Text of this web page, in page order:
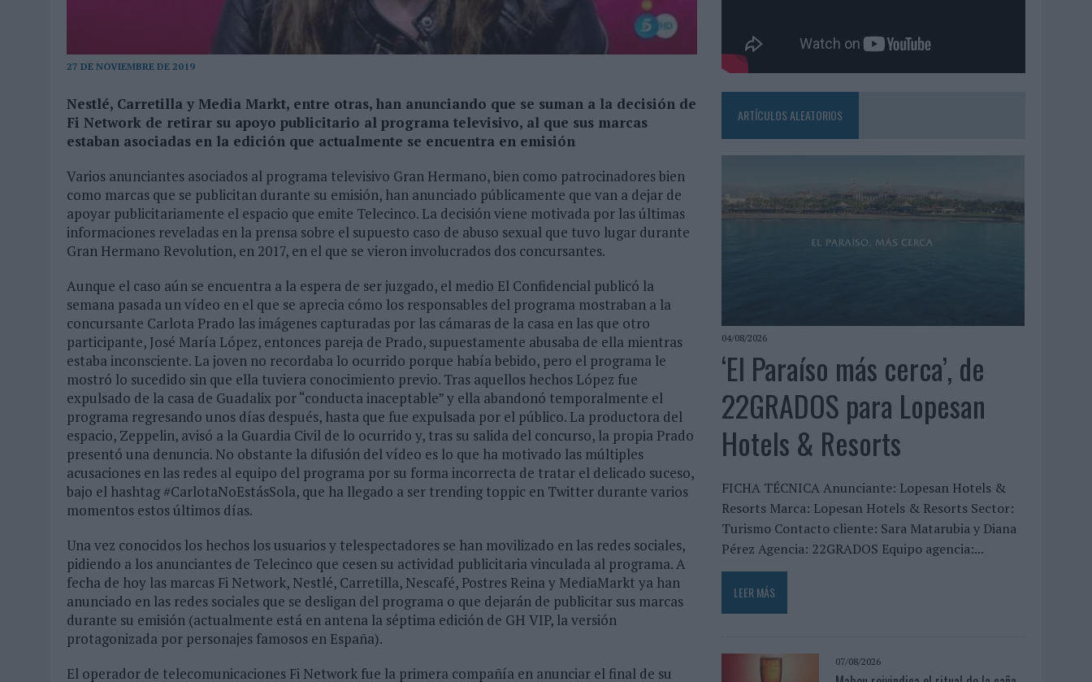
‘ALEXIA PUTELLAS X GALAXY Z FOLD8 – SIN LÍMITES’, DE CHEIL SPAIN PARA SAMSUNG ELECTRONICS IBERIA
27 DE NOVIEMBRE DE 2019
Nestlé, Carretilla y Media Markt, entre otras, han anunciando que se suman a la decisión de
Fi Network de retirar su apoyo publicitario al programa televisivo, al que sus marcas
estaban asociadas en la edición que actualmente se encuentra en emisión
Varios anunciantes asociados al programa televisivo Gran Hermano, bien como patrocinadores bien
como marcas que se publicitan durante su emisión, han anunciado públicamente que van a dejar de
apoyar publicitariamente el espacio que emite Telecinco. La decisión viene motivada por las últimas
informaciones reveladas en la prensa sobre el supuesto caso de abuso sexual que tuvo lugar durante
Gran Hermano Revolution, en 2017, en el que se vieron involucrados dos concursantes.
Aunque el caso aún se encuentra a la espera de ser juzgado, el medio El Confidencial publicó la
semana pasada un vídeo en el que se aprecia cómo los responsables del programa mostraban a la
concursante Carlota Prado las imágenes capturadas por las cámaras de la casa en las que otro
participante, José María López, entonces pareja de Prado, supuestamente abusaba de ella mientras
estaba inconsciente. La joven no recordaba lo ocurrido porque había bebido, pero el programa le
mostró lo sucedido sin que ella tuviera conocimiento previo. Tras aquellos hechos López fue
expulsado de la casa de Guadalix por “conducta inaceptable” y ella abandonó temporalmente el
programa regresando unos días después, hasta que fue expulsada por el público. La productora del
espacio, Zeppelin, avisó a la Guardia Civil de lo ocurrido y, tras su salida del concurso, la propia Prado
presentó una denuncia. No obstante la difusión del vídeo es lo que ha motivado las múltiples
acusaciones en las redes al equipo del programa por su forma incorrecta de tratar el delicado suceso,
bajo el hashtag #CarlotaNoEstásSola, que ha llegado a ser trending toppic en Twitter durante varios
momentos estos últimos días.
Una vez conocidos los hechos los usuarios y telespectadores se han movilizado en las redes sociales,
pidiendo a los anunciantes de Telecinco que cesen su actividad publicitaria vinculada al programa. A
fecha de hoy las marcas Fi Network, Nestlé, Carretilla, Nescafé, Postres Reina y MediaMarkt ya han
anunciado en las redes sociales que se desligan del programa o que dejarán de publicitar sus marcas
durante su emisión (actualmente está en antena la séptima edición de GH VIP, la versión
protagonizada por personajes famosos en España).
El operador de telecomunicaciones Fi Network fue la primera compañía en anunciar el final de su
ARTÍCULOS ALEATORIOS
04/08/2026
‘El Paraíso más cerca’, de
22GRADOS para Lopesan
Hotels & Resorts
FICHA TÉCNICA Anunciante: Lopesan Hotels &
Resorts Marca: Lopesan Hotels & Resorts Sector:
Turismo Contacto cliente: Sara Matarubia y Diana
Pérez Agencia: 22GRADOS Equipo agencia:...
LEER MÁS
07/08/2026